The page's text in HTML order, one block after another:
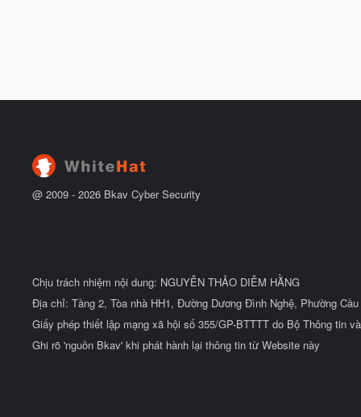
@ 2009 - 2026 Bkav Cyber Security
Chịu trách nhiệm nội dung: NGUYỄN THẢO DIỄM HẰNG
Địa chỉ: Tầng 2, Tòa nhà HH1, Đường Dương Đình Nghệ, Phường
Giấy phép thiết lập mạng xã hội số 355/GP-BTTTT do Bộ Thông tin
Ghi rõ 'nguồn Bkav' khi phát hành lại thông tin từ Website này